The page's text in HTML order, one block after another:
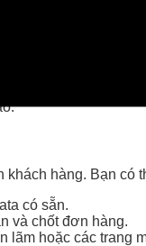
khác, đồng
khách hàng. Bạn có
có sẵn.
và chốt đơn hàng.
lãm hoặc các trang